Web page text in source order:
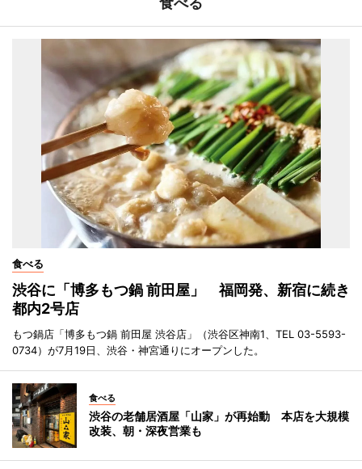
食べる
渋谷に「博多もつ鍋 前田屋」 福岡発、新宿に続き
都内2号店
もつ鍋店「博多もつ鍋 前田屋 渋谷店」（渋谷区神南1、TEL 03-5593-
0734）が7月19日、渋谷・神宮通りにオープンした。
食べる
渋谷の老舗居酒屋「山家」が再始動 本店を大規模
改装、朝・深夜営業も